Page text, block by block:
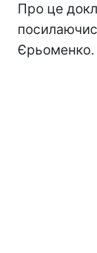
Про це
Єрьоменко.